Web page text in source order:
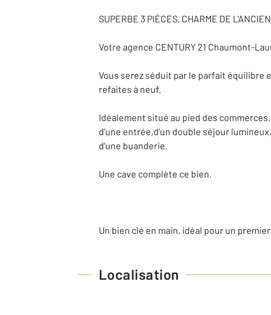
SUPERBE 3 PIÈCES, CHARME DE
Votre agence CENTURY 21 Chaumont-
Vous serez séduit par le parfait équilibre
refaites à neuf.
Idéalement situé au pied des
d'une entrée,d'un double séjour
d'une buanderie.
Une cave complète ce bien.
Un bien clé en main, idéal pour un
Localisation